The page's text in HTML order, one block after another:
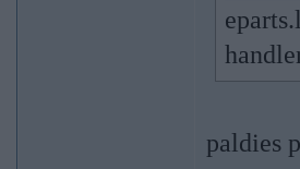
paldies